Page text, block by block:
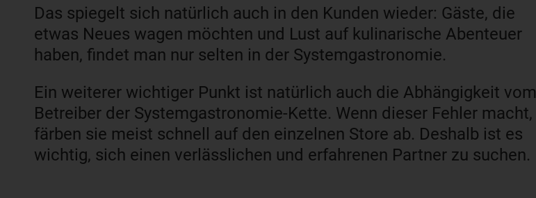
Das spiegelt sich natürlich auch in den Kunden wieder: Gäste, die
etwas Neues wagen möchten und Lust auf kulinarische Abenteuer
haben, findet man nur selten in der Systemgastronomie.
Ein weiterer wichtiger Punkt ist natürlich auch die Abhängigkeit vom
Betreiber der Systemgastronomie-Kette. Wenn dieser Fehler macht,
färben sie meist schnell auf den einzelnen Store ab. Deshalb ist es
wichtig, sich einen verlässlichen und erfahrenen Partner zu suchen.